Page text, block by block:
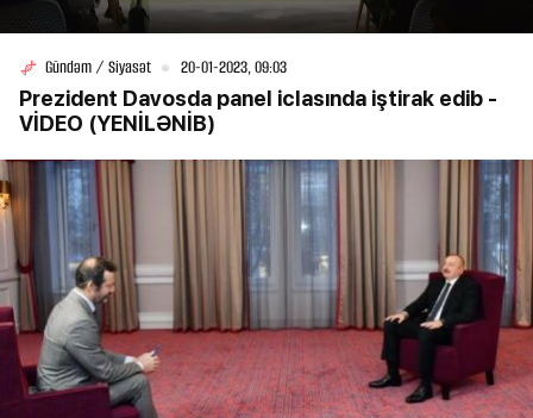
Gündəm / Siyasət 20-01-2023, 09:03
Prezident Davosda panel iclasında iştirak edib -
VİDEO (YENİLƏNİB)